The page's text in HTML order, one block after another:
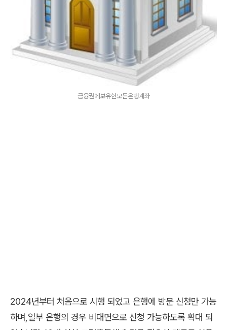
금융권에보유한모든은행계좌
2024년부터 처음으로 시행 되었고 은행에 방문 신청만 가능
하며,일부 은행의 경우 비대면으로 신청 가능하도록 확대 되